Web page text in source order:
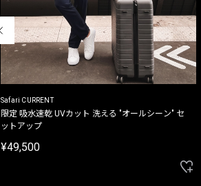
Safari CURRENT
限定 吸水速乾 UVカット 洗える "オールシーン" セ
ットアップ
¥49,500